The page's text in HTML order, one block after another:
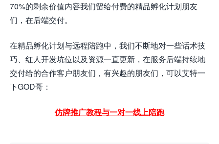
70%的剩余价值内容我们留给付费的精品孵化计划朋友
们，在后端交付。
在精品孵化计划与远程陪跑中，我们不断地对一些话术技
巧、红人开发坑位以及资源一直更新，在服务后端持续地
交付给的合作客户朋友们，有兴趣的朋友们，可以艾特一
下GOD哥：
仿牌推广教程与一对一线上陪跑